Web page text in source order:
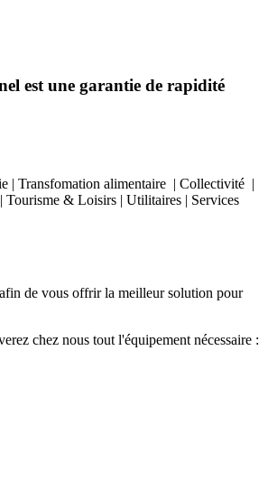
est une garantie de rapidité
| Transfomation alimentaire | Collectivité |
Tourisme & Loisirs | Utilitaires | Services
de vous offrir la meilleur solution pour
chez nous tout l'équipement nécessaire :